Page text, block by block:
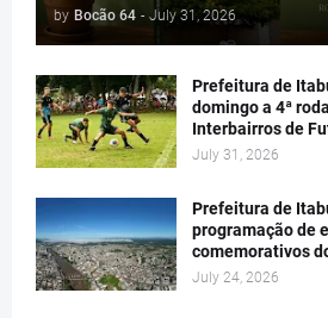
by Bocão 64 - July 31, 2026
Prefeitura de
domingo a 4ª
Interbairros de
July 31, 2026
Prefeitura de
programação de
comemorativos
July 24, 2026